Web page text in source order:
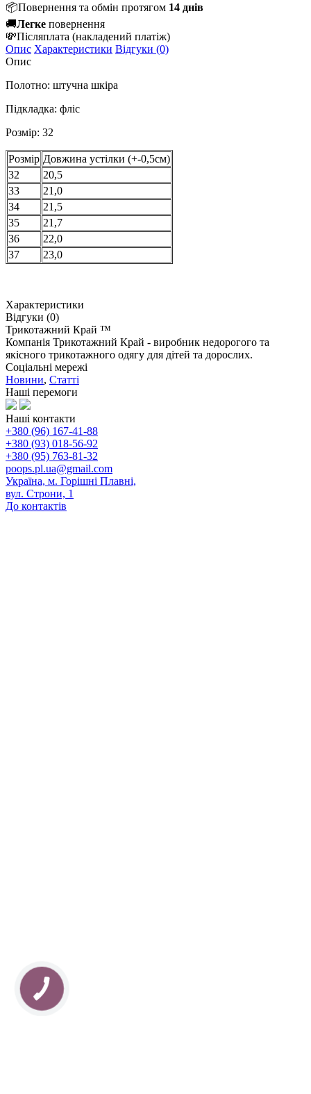
📦Повернення та обмін протягом 14 днів
🚚Легке повернення
💸Післяплата (накладений платіж)
Опис Характеристики Відгуки (0)
Опис
Полотно: штучна шкіра
Підкладка: фліс
Розмір: 32
Розмір Довжина устілки (+-0,5см)
32
20,5
33
21,0
34
21,5
35
21,7
36
22,0
37
23,0
Характеристики
Відгуки (0)
Трикотажний Край ™
Компанія Трикотажний Край - виробник недорогого та
якісного трикотажного одягу для дітей та дорослих.
Соціальні мережі
Новини, Статті
Наші перемоги
Наші контакти
+380 (96) 167-41-88
+380 (93) 018-56-92
+380 (95) 763-81-32
poops.pl.ua@gmail.com
Україна, м. Горішні Плавні,
вул. Строни, 1
До контактів